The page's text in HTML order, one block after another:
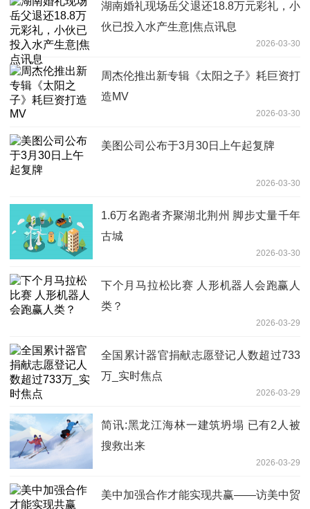
湖南婚礼现场岳父退还18.8万元彩礼，小
伙已投入水产生意|焦点讯息
2026-03-30
​周杰伦推出新专辑《太阳之子》耗巨资打
造MV
2026-03-30
美图公司公布于3月30日上午起复牌
2026-03-30
1.6万名跑者齐聚湖北荆州 脚步丈量千年
古城
2026-03-30
下个月马拉松比赛 人形机器人会跑赢人
类？
2026-03-29
全国累计器官捐献志愿登记人数超过733
万_实时焦点
2026-03-29
简讯:黑龙江海林一建筑坍塌 已有2人被
搜救出来
2026-03-29
美中加强合作才能实现共赢——访美中贸